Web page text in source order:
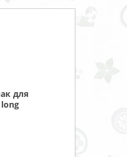
для